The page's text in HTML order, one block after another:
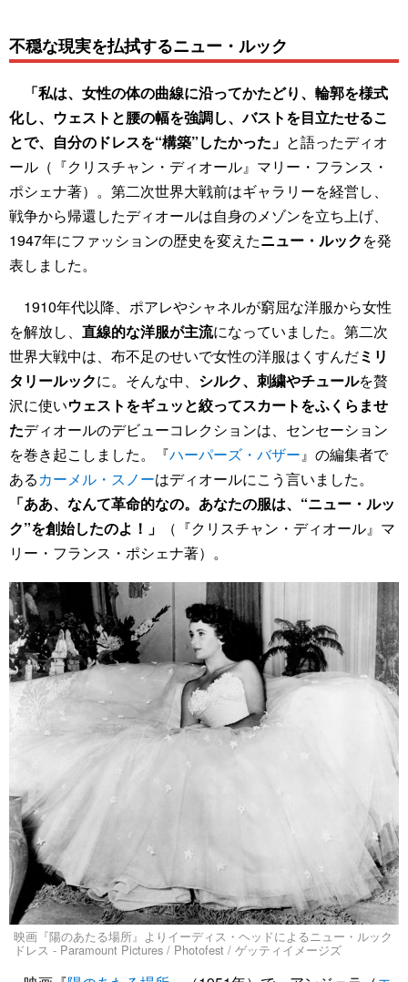
不穏な現実を払拭するニュー・ルック
「私は、女性の体の曲線に沿ってかたどり、輪郭を様式
化し、ウェストと腰の幅を強調し、バストを目立たせるこ
とで、自分のドレスを“構築”したかった」 と語ったディオ
ール（『クリスチャン・ディオール』マリー・フランス・
ポシェナ著）。第二次世界大戦前はギャラリーを経営し、
戦争から帰還したディオールは自身のメゾンを立ち上げ、
1947年にファッションの歴史を変えたニュー・ルックを発
表しました。
1910年代以降、ポアレやシャネルが窮屈な洋服から女性
を解放し、 直線的な洋服が主流になっていました。第二次
世界大戦中は、布不足のせいで女性の洋服はくすんだミリ
タリールックに。そんな中、 シルク、刺繍やチュールを贅
沢に使いウェストをギュッと絞ってスカートをふくらませ
たディオールのデビューコレクションは、センセーション
を巻き起こしました。『ハーパーズ・バザー』の編集者で
あるカーメル・スノーはディオールにこう言いました。
「ああ、なんて革命的なの。あなたの服は、“ニュー・ルッ
ク”を創始したのよ！」
（『クリスチャン・ディオール』マ
リー・フランス・ポシェナ著）。
映画『陽のあたる場所』よりイーディス・ヘッドによるニュー・ルック
ドレス - Paramount Pictures / Photofest / ゲッティイメージズ